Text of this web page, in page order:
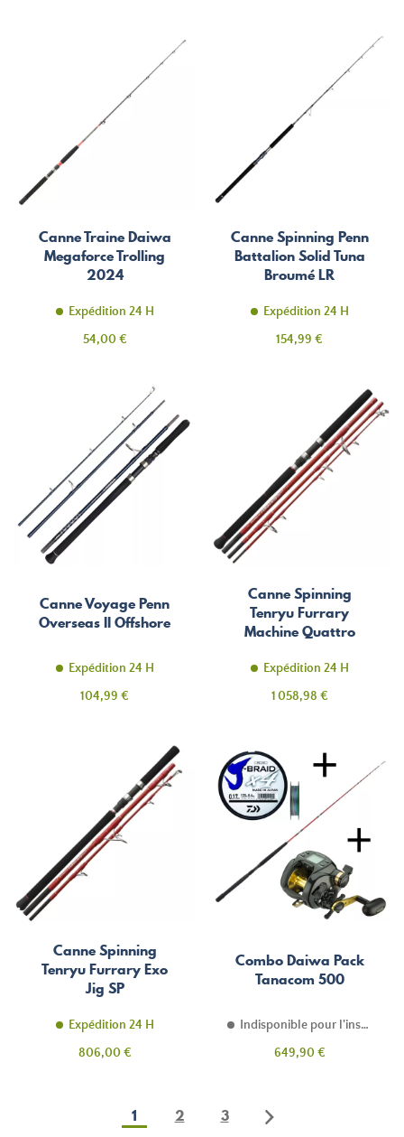
Canne Traine Daiwa
Megaforce Trolling
2024
Expédition 24 H
Prix
54,00 €
Canne Spinning Penn
Battalion Solid Tuna
Broumé LR
Expédition 24 H
Prix
154,99 €
Canne Voyage Penn
Overseas II Offshore
Expédition 24 H
Prix
104,99 €
Canne Spinning
Tenryu Furrary
Machine Quattro
Expédition 24 H
Prix
1 058,98 €
Canne Spinning
Tenryu Furrary Exo
Jig SP
Expédition 24 H
Prix
806,00 €
Combo Daiwa Pack
Tanacom 500
Indisponible pour l'instant
Prix
649,90 €
1 2 3